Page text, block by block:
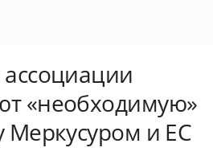
«необходимую»
Меркусуром и ЕС